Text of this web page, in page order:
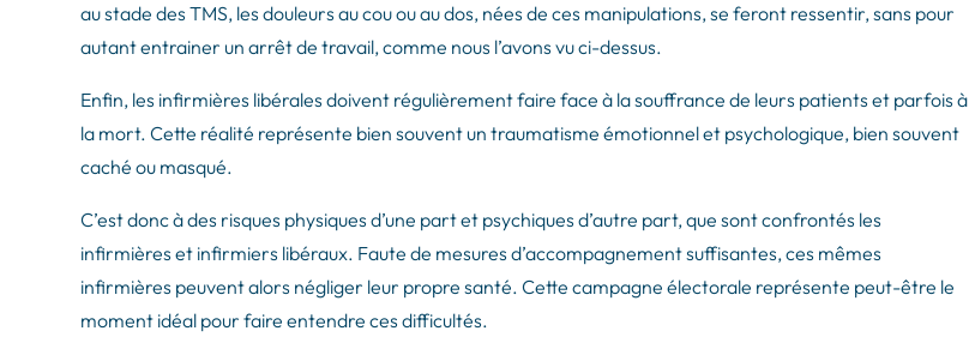
au stade des TMS, les douleurs au cou ou au dos, nées de ces manipulations, se feront ressentir, sans pour
autant entrainer un arrêt de travail, comme nous l’avons vu ci-dessus.
Enfin, les infirmières libérales doivent régulièrement faire face à la souffrance de leurs patients et parfois à
la mort. Cette réalité représente bien souvent un traumatisme émotionnel et psychologique, bien souvent
caché ou masqué.
C’est donc à des risques physiques d’une part et psychiques d’autre part, que sont confrontés les
infirmières et infirmiers libéraux. Faute de mesures d’accompagnement suffisantes, ces mêmes
infirmières peuvent alors négliger leur propre santé. Cette campagne électorale représente peut-être le
moment idéal pour faire entendre ces difficultés.